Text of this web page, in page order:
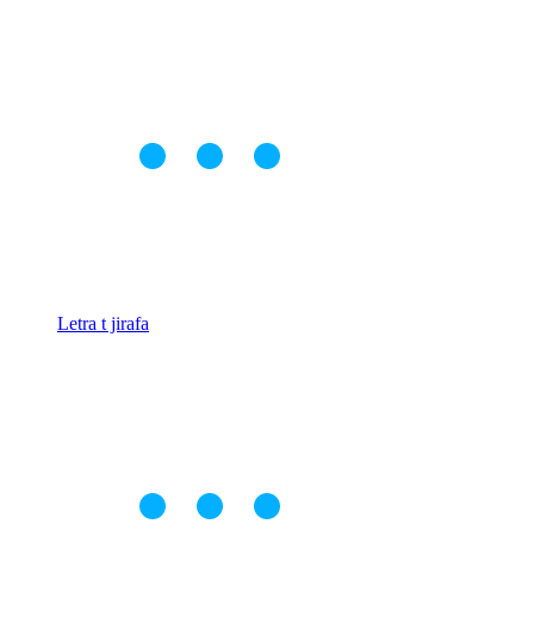
Letra t jirafa